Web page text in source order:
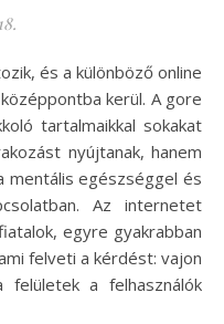
kerül. A gore
tartalmaikkal sokakat
nyújtanak, hanem
mentális egészséggel és
Az internetet
egyre gyakrabban
felveti a kérdést: vajon
felületek a felhasználók